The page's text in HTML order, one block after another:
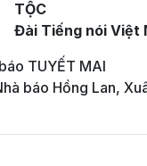
TỘC
Đài Tiếng nói Việt
TUYẾT MAI
báo Hồng Lan,